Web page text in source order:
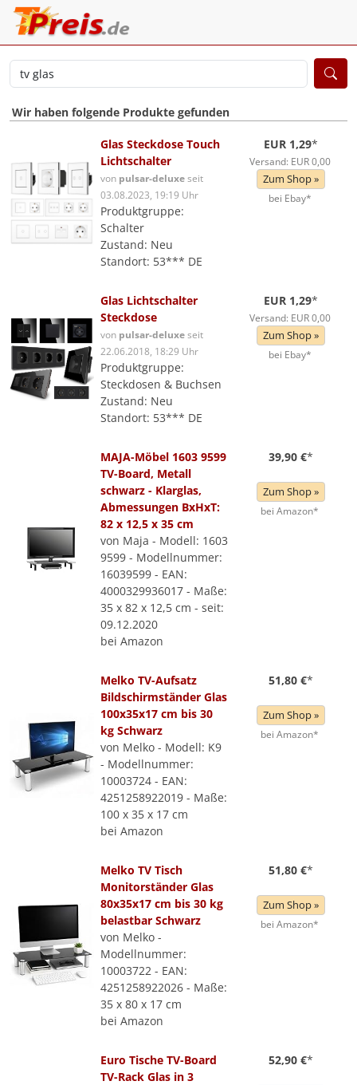
Wir haben folgende Produkte gefunden
Glas Steckdose Touch
Lichtschalter
von pulsar-deluxeseit
03.08.2023, 19:19 Uhr
Produktgruppe:
Schalter
Zustand: Neu
Standort: 53*** DE
EUR 1,29*
Versand: EUR 0,00
Zum Shop »
bei Ebay*
Glas Lichtschalter
Steckdose
von pulsar-deluxeseit
22.06.2018, 18:29 Uhr
Produktgruppe:
Steckdosen & Buchsen
Zustand: Neu
Standort: 53*** DE
EUR 1,29*
Versand: EUR 0,00
Zum Shop »
bei Ebay*
MAJA-Möbel 1603 9599
TV-Board, Metall
schwarz - Klarglas,
Abmessungen BxHxT:
82 x 12,5 x 35 cm
von Maja - Modell: 1603
9599 - Modellnummer:
16039599 - EAN:
4000329936017 - Maße:
35 x 82 x 12,5 cm - seit:
09.12.2020
bei Amazon
39,90 €*
Zum Shop »
bei Amazon*
Melko TV-Aufsatz
Bildschirmständer Glas
100x35x17 cm bis 30
kg Schwarz
von Melko - Modell: K9
- Modellnummer:
10003724 - EAN:
4251258922019 - Maße:
100 x 35 x 17 cm
bei Amazon
51,80 €*
Zum Shop »
bei Amazon*
Melko TV Tisch
Monitorständer Glas
80x35x17 cm bis 30 kg
belastbar Schwarz
von Melko -
Modellnummer:
10003722 - EAN:
4251258922026 - Maße:
35 x 80 x 17 cm
bei Amazon
51,80 €*
Zum Shop »
bei Amazon*
Euro Tische TV-Board
TV-Rack Glas in 3
52,90 €*